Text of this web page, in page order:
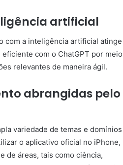
artificial
com a inteligência artificial atinge
com o ChatGPT por meio
relevantes de maneira ágil.
abrangidas pelo
variedade de temas e domínios
o aplicativo oficial no iPhone,
de áreas, tais como ciência,